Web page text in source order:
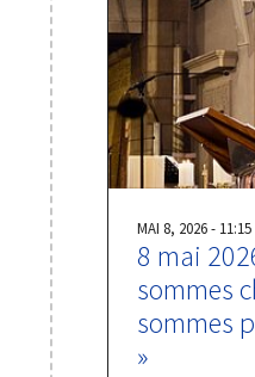
MAI 8, 2026 - 11:15
8 mai
sommes
sommes
»